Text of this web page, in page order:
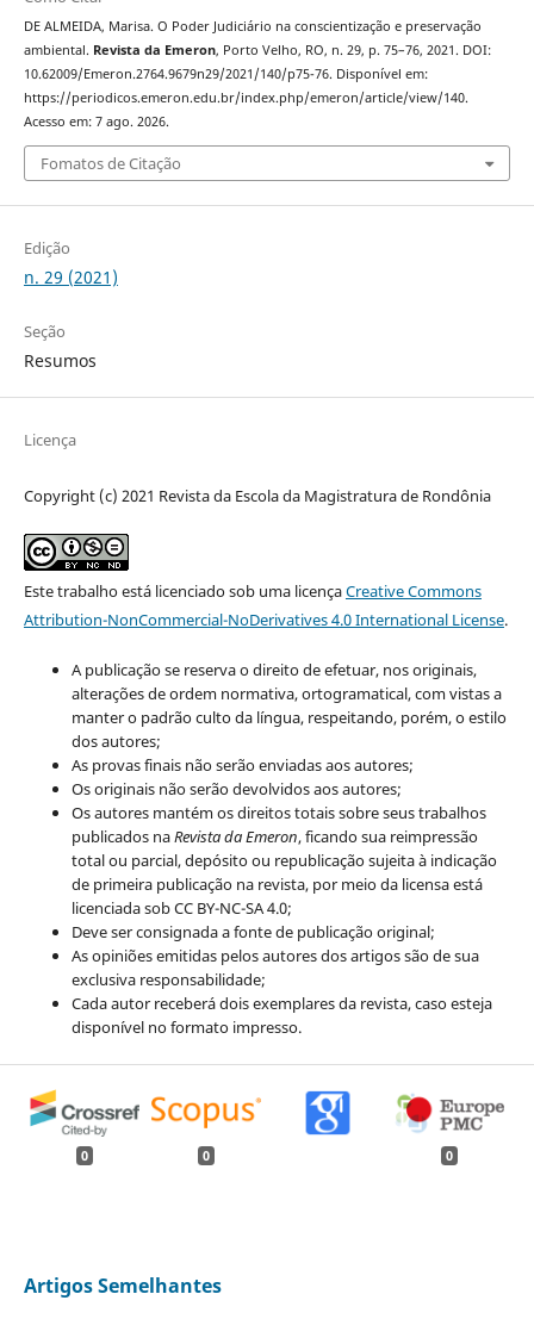
DE ALMEIDA, Marisa. O Poder Judiciário na conscientização e preservação
ambiental. Revista da Emeron, Porto Velho, RO, n. 29, p. 75–76, 2021. DOI:
10.62009/Emeron.2764.9679n29/2021/140/p75-76. Disponível em:
https://periodicos.emeron.edu.br/index.php/emeron/article/view/140.
Acesso em: 7 ago. 2026.
Fomatos de Citação
Edição
n. 29 (2021)
Seção
Resumos
Licença
Copyright (c) 2021 Revista da Escola da Magistratura de Rondônia
Este trabalho está licenciado sob uma licençaCreative Commons
Attribution-NonCommercial-NoDerivatives 4.0 International License.
A publicação se reserva o direito de efetuar, nos originais,
alterações de ordem normativa, ortogramatical, com vistas a
manter o padrão culto da língua, respeitando, porém, o estilo
dos autores;
As provas finais não serão enviadas aos autores;
Os originais não serão devolvidos aos autores;
Os autores mantém os direitos totais sobre seus trabalhos
publicados naRevista da Emeron, ficando sua reimpressão
total ou parcial, depósito ou republicação sujeita à indicação
de primeira publicação na revista, por meio da licensa está
licenciada sob CC BY-NC-SA 4.0;
Deve ser consignada a fonte de publicação original;
As opiniões emitidas pelos autores dos artigos são de sua
exclusiva responsabilidade;
Cada autor receberá dois exemplares da revista, caso esteja
disponível no formato impresso.
0 0 0
Artigos Semelhantes